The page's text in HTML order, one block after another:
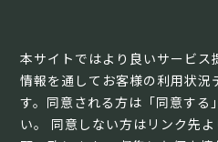
本サイトではより良いサービ
情報を通してお客様の利用状況
す。同意される方は「同意する
い。 同意しない方はリンク先